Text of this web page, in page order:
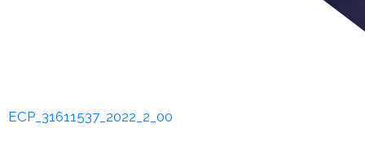
ECP_31611537_2022_2_00